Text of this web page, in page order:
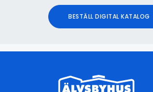
BESTÄLL DIGITAL KATALOG